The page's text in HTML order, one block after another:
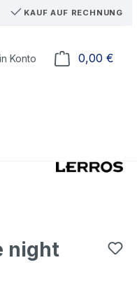
KAUF AUF RECHNUNG
0,00 €
night